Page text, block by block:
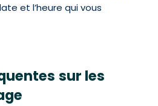
et l’heure qui vous
sur les